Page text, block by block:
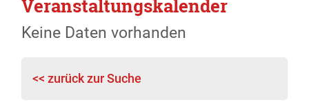
Veranstaltungskalender
Keine Daten vorhanden
<< zurück zur Suche